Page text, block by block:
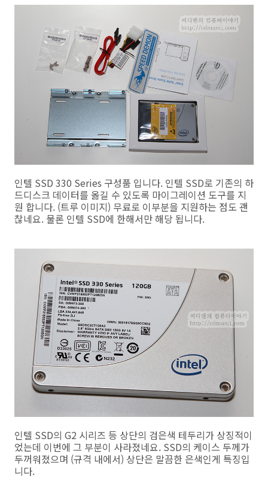
인텔 SSD 330 Series 구성품 입니다. 인텔 SSD로 기존의 하
드디스크 데이터를 옮길 수 있도록 마이그레이션 도구를 지
원 합니다. (트루 이미지) 무료로 이부분을 지원하는 점도 괜
찮네요. 물론 인텔 SSD에 한해서만 해당 됩니다.
인텔 SSD의 G2 시리즈 등 상단의 검은색 테두리가 상징적이
었는데 이번에 그 부분이 사라졌네요. SSD의 케이스 두께가
두꺼워졌으며 (규격 내에서) 상단은 말끔한 은색인게 특징입
니다.